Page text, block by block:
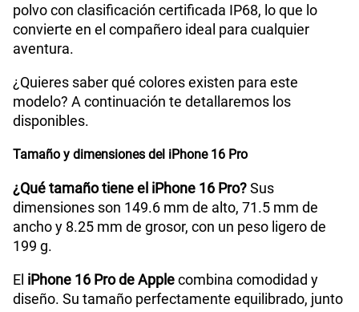
polvo con clasificación certificada IP68, lo que lo
convierte en el compañero ideal para cualquier
aventura.
¿Quieres saber qué colores existen para este
modelo? A continuación te detallaremos los
disponibles.
Tamaño y dimensiones del iPhone 16 Pro
¿Qué tamaño tiene el iPhone 16 Pro?Sus
dimensiones son 149.6 mm de alto, 71.5 mm de
ancho y 8.25 mm de grosor, con un peso ligero de
199 g.
El iPhone 16 Pro de Applecombina comodidad y
diseño. Su tamaño perfectamente equilibrado, junto